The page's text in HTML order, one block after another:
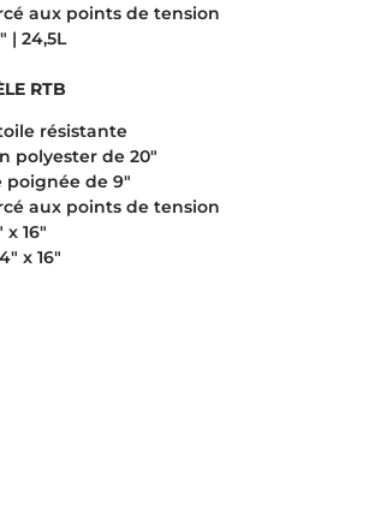
aux points de tension
| 24,5L
RTB
toile résistante
polyester de 20″
de 9″
aux points de tension
x 16″
x 16″